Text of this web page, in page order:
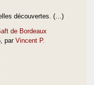
découvertes. (…)
de Bordeaux
, par Vincent P.